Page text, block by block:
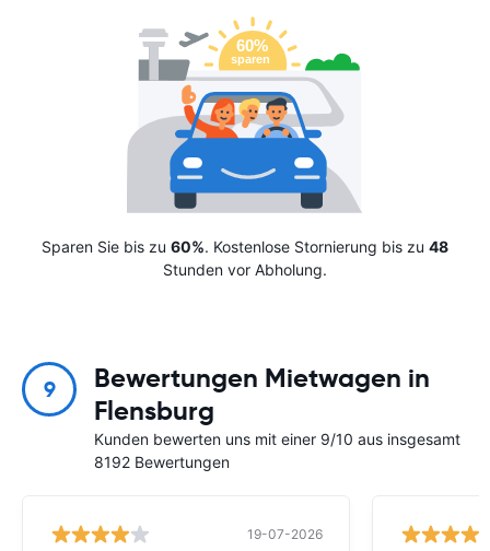
Sparen Sie bis zu 60%. Kostenlose Stornierung bis zu 48
Stunden vor Abholung.
9
Bewertungen Mietwagen in
Flensburg
Kunden bewerten uns mit einer 9/10 aus insgesamt
8192 Bewertungen
19-07-2026